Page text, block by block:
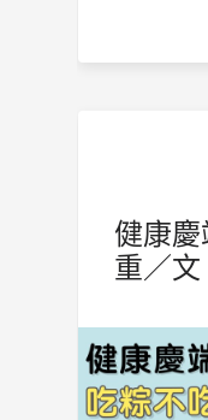
健康
重／